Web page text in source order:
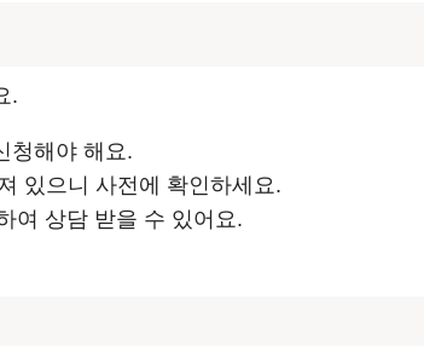
.
청해야 해요.
있으니 사전에 확인하세요.
여 상담 받을 수 있어요.